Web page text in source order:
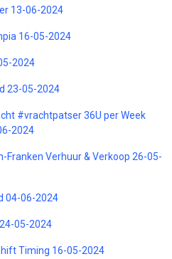
13-06-2024
16-05-2024
2024
23-05-2024
#vrachtpatser 36U per Week
2024
Franken Verhuur & Verkoop 26-05-
04-06-2024
05-2024
Timing 16-05-2024